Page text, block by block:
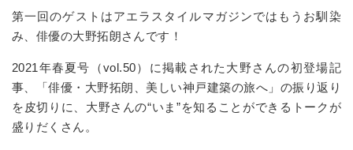
第一回のゲストはアエラスタイルマガジンではもうお馴染
み、俳優の大野拓朗さんです！
2021年春夏号（vol.50）に掲載された大野さんの初登場記
事、「俳優・大野拓朗、美しい神戸建築の旅へ」の振り返り
を皮切りに、大野さんの“いま”を知ることができるトークが
盛りだくさん。